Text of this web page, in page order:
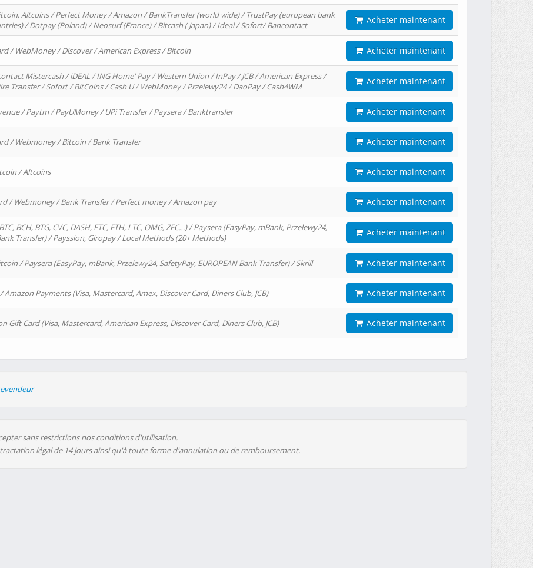
Altcoins / Perfect Money / Amazon / BankTransfer (world wide) / TrustPay (european bank
/ Dotpay (Poland) / Neosurf (France) / Bitcash ( Japan) / Ideal / Sofort/ Bancontact
Acheter maintenant
/ WebMoney / Discover / American Express / Bitcoin Acheter maintenant
Mistercash / iDEAL / ING Home' Pay / Western Union / InPay / JCB / American Express /
Transfer / Sofort / BitCoins / Cash U / WebMoney / Przelewy24 / DaoPay / Cash4WM
Acheter maintenant
/ Paytm / PayUMoney / UPi Transfer / Paysera / Banktransfer Acheter maintenant
/ Webmoney / Bitcoin / Bank Transfer Acheter maintenant
/ Altcoins Acheter maintenant
/ Webmoney / Bank Transfer / Perfect money / Amazon pay Acheter maintenant
BCH, BTG, CVC, DASH, ETC, ETH, LTC, OMG, ZEC…) / Paysera (EasyPay, mBank, Przelewy24,
Transfer) / Payssion, Giropay / Local Methods (20+ Methods)
Acheter maintenant
/ Paysera (EasyPay, mBank, Przelewy24, SafetyPay, EUROPEAN Bank Transfer) / Skrill Acheter maintenant
Payments (Visa, Mastercard, Amex, Discover Card, Diners Club, JCB) Acheter maintenant
Gift Card (Visa, Mastercard, American Express, Discover Card, Diners Club, JCB) Acheter maintenant
sans restrictions nos conditions d'utilisation.
légal de 14 jours ainsi qu'à toute forme d'annulation ou de remboursement.